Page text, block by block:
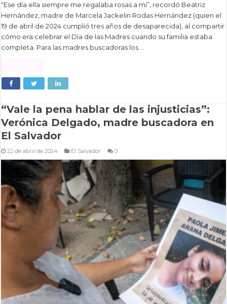
“Ese día ella siempre me regalaba rosas a mí”, recordó Beatriz
Hernández, madre de Marcela Jackelin Rodas Hernández (quien el
19 de abril de 2024 cumplió tres años de desaparecida), al compartir
cómo era celebrar el Día de las Madres cuando su familia estaba
completa. Para las madres buscadoras los …
“Vale la pena hablar de las injusticias”:
Verónica Delgado, madre buscadora en
El Salvador
22 de abril de 2024 El Salvador 0